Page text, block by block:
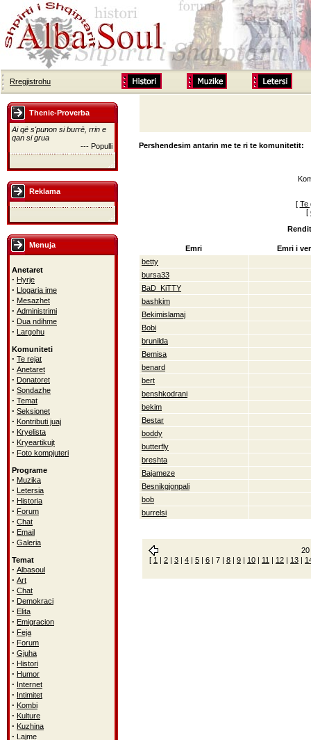
Rregjistrohu
Thenie-Proverba
Ai që s'punon si burrë, rrin e
qan si grua
--- Populli
Reklama
Menuja
Anetaret
· Hyrje
· Llogaria ime
· Mesazhet
· Administrimi
· Dua ndihme
· Largohu
Komuniteti
· Te rejat
· Anetaret
· Donatoret
· Sondazhe
· Temat
· Seksionet
· Kontributi juaj
· Kryelista
· Kryeartikujt
· Foto kompjuteri
Programe
· Muzika
· Letersia
· Historia
· Forum
· Chat
· Email
· Galeria
Temat
· Albasoul
· Art
· Chat
· Demokraci
· Elita
· Emigracion
· Feja
· Forum
· Gjuha
· Histori
· Humor
· Internet
· Intimitet
· Kombi
· Kulture
· Kuzhina
· Lajme
Pershendesim antarin me te ri te komunitetit:
[ Te
[
Emri
Emri i
betty
bursa33
BaD_KiTTY
bashkim
Bekimislamaj
Bobi
brunilda
Bemisa
benard
bert
benshkodrani
bekim
Bestar
boddy
butterfly
breshta
Bajameze
Besnikgjonpali
bob
burrelsi
20
[ 1 | 2 | 3 | 4 | 5 | 6 | 7 | 8 | 9 | 10 | 11 | 12 | 13 |